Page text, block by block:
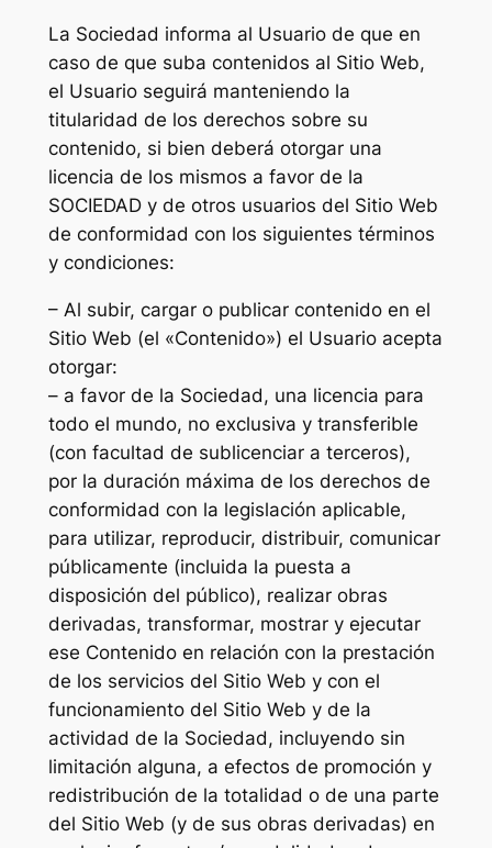
La Sociedad informa al Usuario de que en
caso de que suba contenidos al Sitio Web,
el Usuario seguirá manteniendo la
titularidad de los derechos sobre su
contenido, si bien deberá otorgar una
licencia de los mismos a favor de la
SOCIEDAD y de otros usuarios del Sitio Web
de conformidad con los siguientes términos
y condiciones:
– Al subir, cargar o publicar contenido en el
Sitio Web (el «Contenido») el Usuario acepta
otorgar:
– a favor de la Sociedad, una licencia para
todo el mundo, no exclusiva y transferible
(con facultad de sublicenciar a terceros),
por la duración máxima de los derechos de
conformidad con la legislación aplicable,
para utilizar, reproducir, distribuir, comunicar
públicamente (incluida la puesta a
disposición del público), realizar obras
derivadas, transformar, mostrar y ejecutar
ese Contenido en relación con la prestación
de los servicios del Sitio Web y con el
funcionamiento del Sitio Web y de la
actividad de la Sociedad, incluyendo sin
limitación alguna, a efectos de promoción y
redistribución de la totalidad o de una parte
del Sitio Web (y de sus obras derivadas) en